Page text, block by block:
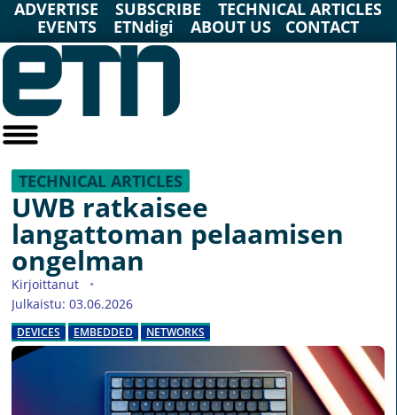
ADVERTISE SUBSCRIBE
TECHNICAL ARTICLES
EVENTS
ETNdigi ABOUT US CONTACT
TECHNICAL ARTICLES
UWB ratkaisee
langattoman pelaamisen
ongelman
Kirjoittanut
Julkaistu: 03.06.2026
DEVICES EMBEDDED NETWORKS